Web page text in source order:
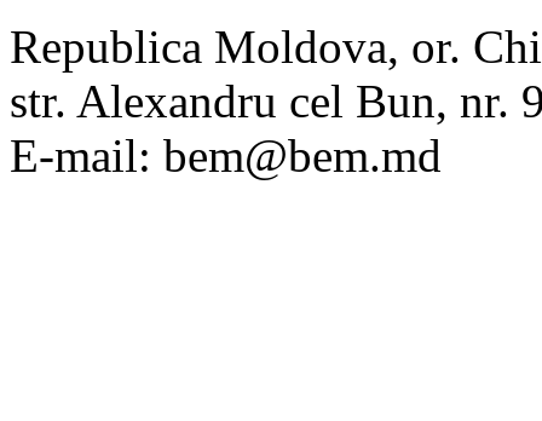
Republica Moldova, or.
str. Alexandru cel Bun, nr.
E-mail: bem@bem.md